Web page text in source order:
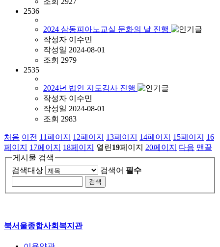
2536
2024 삼동피아노교실 문화의 날 진행
작성자 이수민
작성일 2024-08-01
조회 2979
2535
2024년 법인 지도감사 진행
작성자 이수민
작성일 2024-08-01
조회 2983
처음 이전 11페이지 12페이지 13페이지 14페이지 15페이지
16
페이지
17페이지 18페이지 열린19페이지 20페이지 다음 맨끝
게시물 검색
검색대상
검색어 필수
북서울종합사회복지관